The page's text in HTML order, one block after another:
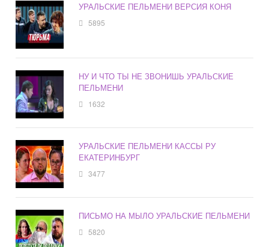
УРАЛЬСКИЕ ПЕЛЬМЕНИ ВЕРСИЯ КОНЯ
5895
НУ И ЧТО ТЫ НЕ ЗВОНИШЬ УРАЛЬСКИЕ
ПЕЛЬМЕНИ
1632
УРАЛЬСКИЕ ПЕЛЬМЕНИ КАССЫ РУ
ЕКАТЕРИНБУРГ
3477
ПИСЬМО НА МЫЛО УРАЛЬСКИЕ ПЕЛЬМЕНИ
5820